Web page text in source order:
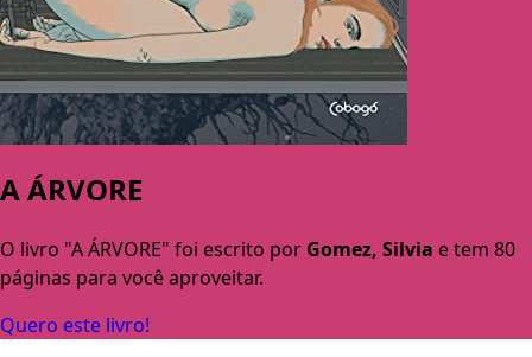
A ÁRVORE
O livro "A ÁRVORE" foi escrito por Gomez, Silvia e tem 80
páginas para você aproveitar.
Quero este livro!